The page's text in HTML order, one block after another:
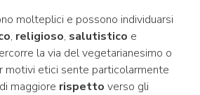
molteplici e possono individuarsi
, religioso, salutistico e
la via del vegetarianesimo o
motivi etici sente particolarmente
maggiore rispetto verso gli